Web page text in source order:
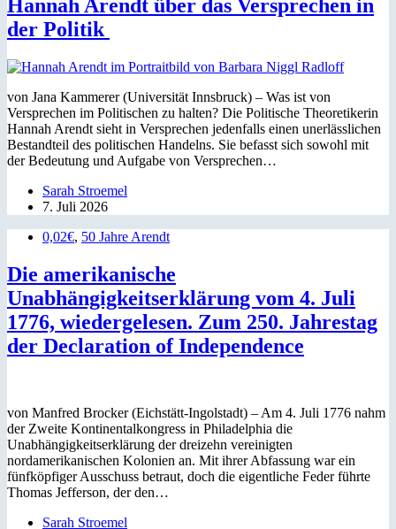
Hannah Arendt über das Versprechen in
der Politik
von Jana Kammerer (Universität Innsbruck) – Was ist von
Versprechen im Politischen zu halten? Die Politische Theoretikerin
Hannah Arendt sieht in Versprechen jedenfalls einen unerlässlichen
Bestandteil des politischen Handelns. Sie befasst sich sowohl mit
der Bedeutung und Aufgabe von Versprechen…
Sarah Stroemel
7. Juli 2026
0,02€, 50 Jahre Arendt
Die amerikanische
Unabhängigkeitserklärung vom 4. Juli
1776, wiedergelesen. Zum 250. Jahrestag
der Declaration of Independence
von Manfred Brocker (Eichstätt-Ingolstadt) – Am 4. Juli 1776 nahm
der Zweite Kontinentalkongress in Philadelphia die
Unabhängigkeitserklärung der dreizehn vereinigten
nordamerikanischen Kolonien an. Mit ihrer Abfassung war ein
fünfköpfiger Ausschuss betraut, doch die eigentliche Feder führte
Thomas Jefferson, der den…
Sarah Stroemel